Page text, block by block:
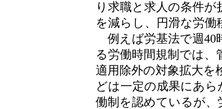
り求職と求人の条件
を減らし、円滑な労
例えば労基法で週40
る労働時間規制では
適用除外の対象拡大を
どは一定の成果にあ
働制を認めているが